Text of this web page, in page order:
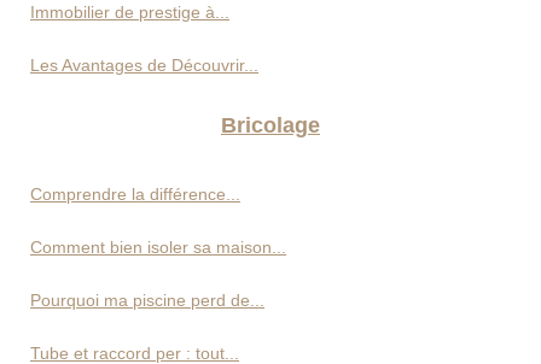
Immobilier de prestige à...
Les Avantages de Découvrir...
Bricolage
Comprendre la différence...
Comment bien isoler sa maison...
Pourquoi ma piscine perd de...
Tube et raccord per : tout...